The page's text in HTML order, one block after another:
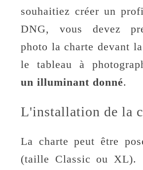
souhaitiez créer un
DNG, vous devez
photo la charte devant
le tableau à
un illuminant donné.
L'installation de la
La charte peut être
(taille Classic ou XL).